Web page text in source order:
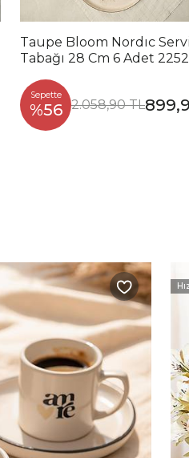
Taupe Bloom Nordıc
Tabağı 28 Cm 6 Adet
Sepette
%56 2.058,90 TL